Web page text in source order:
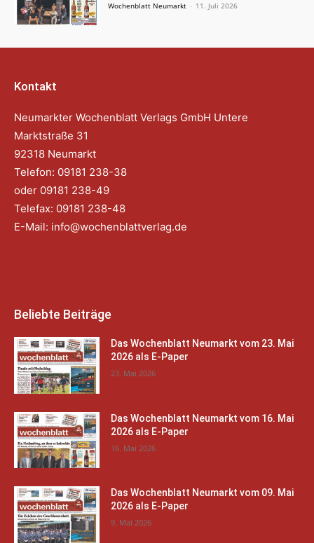
Wochenblatt Neumarkt - 11. Juli 2026
Kontakt
Neumarkter Wochenblatt Verlags GmbH Untere
Marktstraße 31
92318 Neumarkt
Telefon: 09181 238-38
oder 09181 238-49
Telefax: 09181 238-48
E-Mail: info@wochenblattverlag.de
Beliebte Beiträge
Das Wochenblatt Neumarkt vom 23. Mai
2026 als E-Paper
23. Mai 2026
Das Wochenblatt Neumarkt vom 16. Mai
2026 als E-Paper
16. Mai 2026
Das Wochenblatt Neumarkt vom 09. Mai
2026 als E-Paper
9. Mai 2026